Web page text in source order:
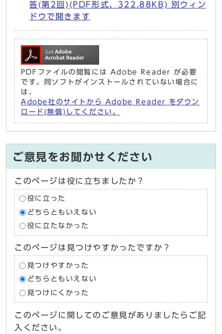
答(第2回)(PDF形式、322.88KB) 別ウィン
ドウで開きます
PDFファイルの閲覧には Adobe Reader が必要
です。同ソフトがインストールされていない場合に
は、
Adobe社のサイトから Adobe Reader をダウン
ロード(無償)してください。
ご意見をお聞かせください
このページは役に立ちましたか？
役に立った
どちらともいえない
役に立たなかった
このページは見つけやすかったですか？
見つけやすかった
どちらともいえない
見つけにくかった
このページに関してのご意見がありましたらご記
入ください。